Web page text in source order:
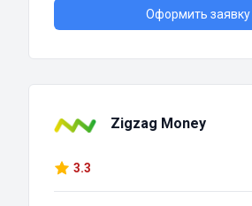
Оформить заявку
Zigzag Money
3.3